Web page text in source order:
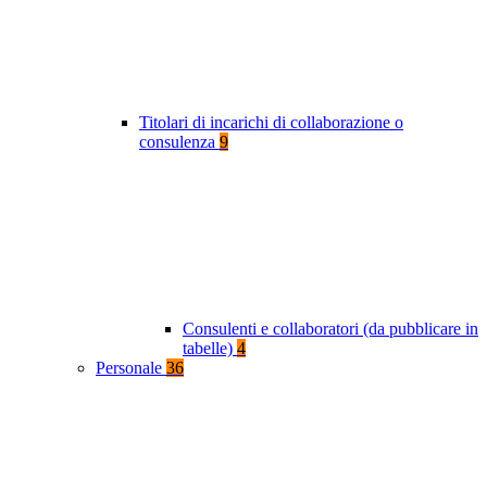
Titolari di incarichi di collaborazione o
consulenza 9
Consulenti e collaboratori (da pubblicare in
tabelle) 4
Personale 36